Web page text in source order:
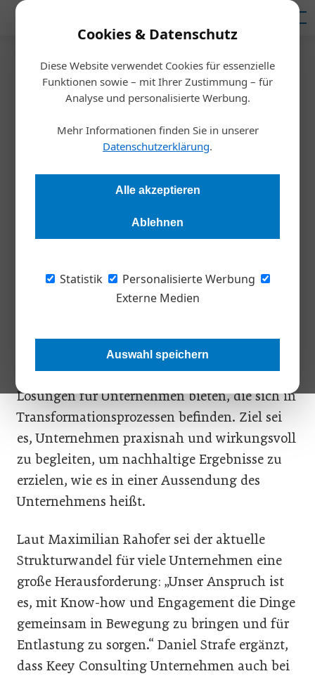
Cookies & Datenschutz
Diese Website verwendet Cookies für essenzielle
Funktionen sowie – mit Ihrer Zustimmung – für
Analyse und personalisierte Werbung.
Mehr Informationen finden Sie in unserer
Datenschutzerklärung.
Alle akzeptieren
Ablehnen
Statistik
Personalisierte Werbung
Externe Medien
Auswahl speichern
Startseite/Meldungen
Neue Unternehmensberatung
Den Strukturwandel
bewältigen
Redaktion Die Wirtschaft
Die neue Unternehmensberatung Keey will Betriebe bei der
dabei auf Industrieerfahrung und Networking.
das UnternehmenKeey Consulting
Die neue Unternehmensberatung will
Lösungen für Unternehmen bieten, die sich in
Transformationsprozessen befinden. Ziel sei
es, Unternehmen praxisnah und wirkungsvoll
zu begleiten, um nachhaltige Ergebnisse zu
erzielen, wie es in einer Aussendung des
Unternehmens heißt.
Laut Maximilian Rahofer sei der aktuelle
Strukturwandel für viele Unternehmen eine
große Herausforderung: „Unser Anspruch ist
es, mit Know-how und Engagement die Dinge
gemeinsam in Bewegung zu bringen und für
Entlastung zu sorgen.“ Daniel Strafe ergänzt,
dass Keey Consulting Unternehmen auch bei